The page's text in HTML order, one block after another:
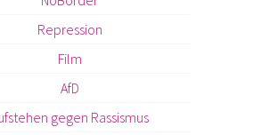
Repression
Film
AfD
gegen Rassismus